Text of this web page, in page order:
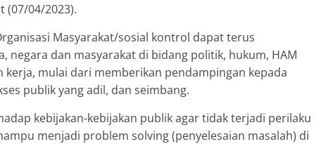
(07/04/2023).
Masyarakat/sosial kontrol dapat terus
negara dan masyarakat di bidang politik, hukum, HAM
mulai dari memberikan pendampingan kepada
publik yang adil, dan seimbang.
kebijakan-kebijakan publik agar tidak terjadi perilaku
menjadi problem solving (penyelesaian masalah) di